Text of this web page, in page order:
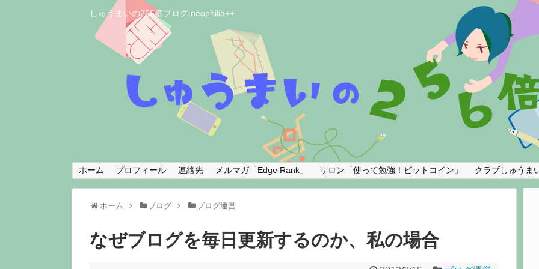
しゅうまいの256倍ブログ neophilia++
ホーム プロフィール 連絡先 メルマガ「Edge Rank」 サロン「使って勉強！ビットコイン」 クラブしゅうま
ホーム ブログ ブログ運営
なぜブログを毎日更新するのか、私の場合